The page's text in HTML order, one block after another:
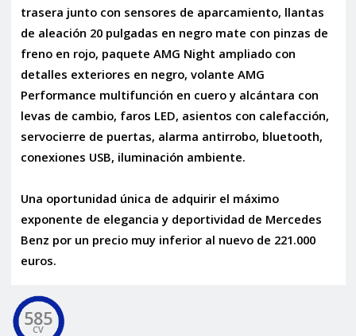
trasera junto con sensores de aparcamiento, llantas
de aleación 20 pulgadas en negro mate con pinzas de
freno en rojo, paquete AMG Night ampliado con
detalles exteriores en negro, volante AMG
Performance multifunción en cuero y alcántara con
levas de cambio, faros LED, asientos con calefacción,
servocierre de puertas, alarma antirrobo, bluetooth,
conexiones USB, iluminación ambiente.
Una oportunidad única de adquirir el máximo
exponente de elegancia y deportividad de Mercedes
Benz por un precio muy inferior al nuevo de 221.000
euros.
585
CV